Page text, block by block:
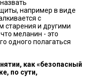
например в виде
с
старения и другими
меланин - это
одного полагаться
как «безопасный
по сути,